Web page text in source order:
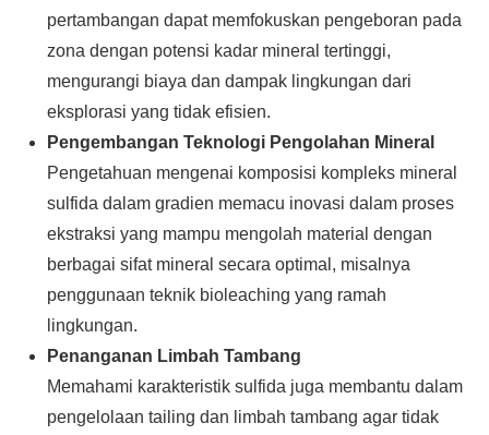
pertambangan dapat memfokuskan pengeboran pada
zona dengan potensi kadar mineral tertinggi,
mengurangi biaya dan dampak lingkungan dari
eksplorasi yang tidak efisien.
Pengembangan Teknologi Pengolahan Mineral
Pengetahuan mengenai komposisi kompleks mineral
sulfida dalam gradien memacu inovasi dalam proses
ekstraksi yang mampu mengolah material dengan
berbagai sifat mineral secara optimal, misalnya
penggunaan teknik bioleaching yang ramah
lingkungan.
Penanganan Limbah Tambang
Memahami karakteristik sulfida juga membantu dalam
pengelolaan tailing dan limbah tambang agar tidak